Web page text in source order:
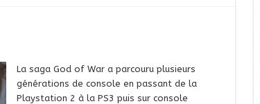
La saga God of War a parcouru plusieurs
générations de console en passant de la
Playstation 2 à la PS3 puis sur console